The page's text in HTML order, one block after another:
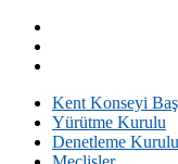
Kent Konseyi
Yürütme Kurulu
Denetleme Kurulu